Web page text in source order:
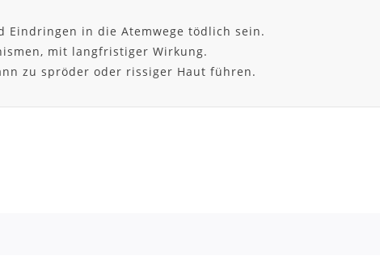
Eindringen in die Atemwege tödlich sein.
mit langfristiger Wirkung.
zu spröder oder rissiger Haut führen.